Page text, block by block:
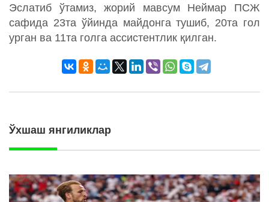
Эслатиб ўтамиз, жорий мавсум Неймар ПСЖ
сафида 23та ўйинда майдонга тушиб, 20та гол
урган ва 11та голга ассистентлик қилган.
Ўхшаш янгиликлар